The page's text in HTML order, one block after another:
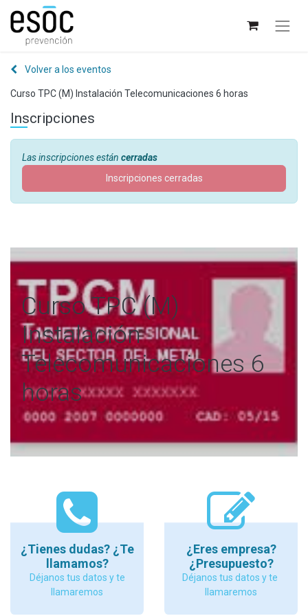
Volver a los eventos
Curso TPC (M) Instalación Telecomunicaciones 6 horas
Inscripciones
Las inscripciones están cerradas
Inscripciones cerradas
Curso TPC (M)
Instalación
Telecomunicaciones 6
horas
¿Tienes dudas? ¿Te
llamamos?
Déjanos tus datos y te
llamaremos
¿Eres empresa?
¿Presupuesto?
Déjanos tus datos y te
llamaremos